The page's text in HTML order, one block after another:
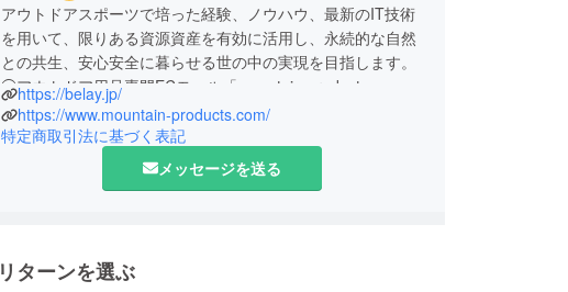
アウトドアスポーツで培った経験、ノウハウ、最新のIT技術
を用いて、限りある資源資産を有効に活用し、永続的な自然
との共生、安心安全に暮らせる世の中の実現を目指します。
◯アウトドア用品専門ECモール「mountain-products.com」
運営
◯自然派電力サービス「BELAYでんき powered by Looop」
◯小型浄水スティック「BELAY MY BOTTLE PLUS+」販売
◯アウトドアに関する各種コンサルティング
https://belay.jp/
https://www.mountain-products.com/
特定商取引法に基づく表記
メッセージを送る
リターンを選ぶ